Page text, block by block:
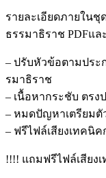
รายละเอียดภายใน
ธรรมาธิราช PDFแ
– ปรับหัวข้อตามประ
รมาธิราช
– เนื้อหากระชับ ตรง
– หมดปัญหาเตรียมตั
– ฟรีไฟล์เสียงเทคนิ
!!!! แถมฟรีไฟล์เสีย